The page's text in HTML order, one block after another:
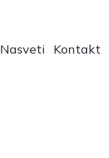
Nasveti Kontakt